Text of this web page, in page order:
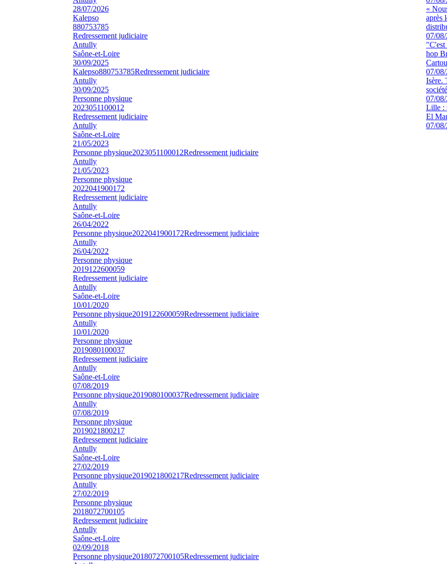
28/07/2026
Kalepso
880753785
Redressement judiciaire
Antully
Saône-et-Loire
30/09/2025
Kalepso880753785Redressement judiciaire
Antully
30/09/2025
Personne physique
2023051100012
Redressement judiciaire
Antully
Saône-et-Loire
21/05/2023
Personne physique2023051100012Redressement judiciaire
Antully
21/05/2023
Personne physique
2022041900172
Redressement judiciaire
Antully
Saône-et-Loire
26/04/2022
Personne physique2022041900172Redressement judiciaire
Antully
26/04/2022
Personne physique
2019122600059
Redressement judiciaire
Antully
Saône-et-Loire
10/01/2020
Personne physique2019122600059Redressement judiciaire
Antully
10/01/2020
Personne physique
2019080100037
Redressement judiciaire
Antully
Saône-et-Loire
07/08/2019
Personne physique2019080100037Redressement judiciaire
Antully
07/08/2019
Personne physique
2019021800217
Redressement judiciaire
Antully
Saône-et-Loire
27/02/2019
Personne physique2019021800217Redressement judiciaire
Antully
27/02/2019
Personne physique
2018072700105
Redressement judiciaire
Antully
Saône-et-Loire
02/09/2018
Personne physique2018072700105Redressement judiciaire
«
après
07/
"C'est
hop
07/
Isère.
07/
Lille :
El
07/